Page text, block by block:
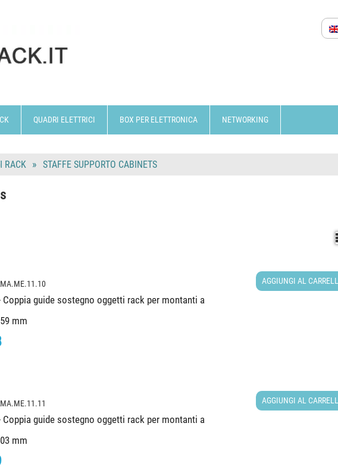
QUADRI ELETTRICI BOX PER ELETTRONICA NETWORKING
RACK STAFFE SUPPORTO CABINETS
Coppia guide sostegno oggetti rack per montanti a
mm
AGGIUNGI AL
Coppia guide sostegno oggetti rack per montanti a
mm
AGGIUNGI AL